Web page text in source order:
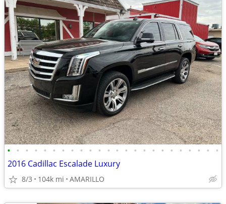
• • • • • • • • • • • • • • • • • • • • • • • •
2016 Cadillac Escalade Luxury
8/3 104k mi AMARILLO